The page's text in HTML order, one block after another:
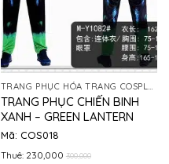
TRANG PHỤC HÓA TRANG COSPLAY
TRANG PHỤC CHIẾN BINH
XANH – GREEN LANTERN
Mã: COS018
Thuê: 230,000 300,000